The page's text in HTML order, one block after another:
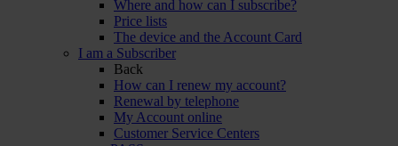
Where and how can I subscribe?
Price lists
The device and the Account Card
I am a Subscriber
Back
How can I renew my account?
Renewal by telephone
My Account online
Customer Service Centers